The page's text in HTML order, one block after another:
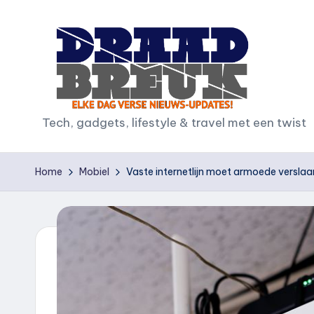
D
r
a
Tech, gadgets, lifestyle & travel met een twist
Home Mobiel Vaste internetlijn moet armoede